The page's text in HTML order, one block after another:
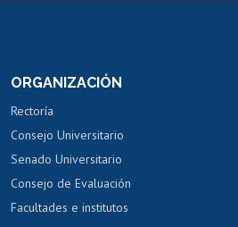
Perfeccionamiento
Evaluación docente
Calificación académica
Postulación al AUCAI
ORGANIZACIÓN
Rectoría
Consejo Universitario
Senado Universitario
Consejo de Evaluación
Facultades e institutos